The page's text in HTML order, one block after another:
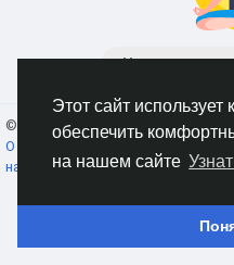
Этот сайт использует
обеспечить
на нашем сайте
Нет данных
© 2026 AnimeSocial.SU - Первая
О нас
Условия использования
нами
Каталог